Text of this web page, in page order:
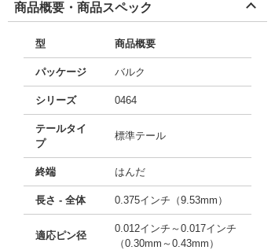
商品概要・商品スペック
型 商品概要
パッケージ バルク
シリーズ 0464
テールタイ
プ
標準テール
終端 はんだ
長さ - 全体 0.375インチ（9.53mm）
適応ピン径
0.012インチ～0.017インチ
（0.30mm～0.43mm）